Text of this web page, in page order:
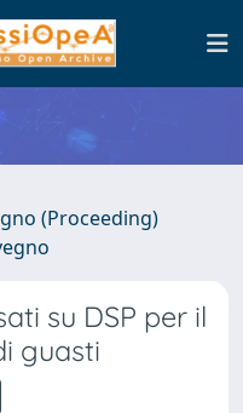
(Proceeding)
su DSP per il
guasti